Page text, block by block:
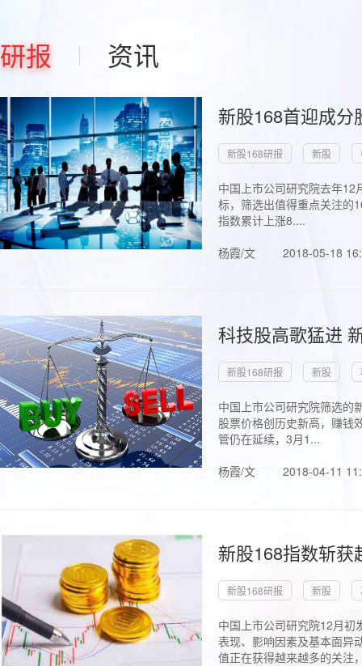
研报 资讯
新股168首迎成
新股168研报 新股
中国上市公司研究院去年
标，筛选出值得重点关注的
指数累计上涨8....
杨霞/文
2018-05-18
科技股高歌猛进
新股168研报 新股
中国上市公司研究院筛选的
股票价格创历史新高，赚钱
管仍在延续，3月1...
杨霞/文
2018-04-11
新股168指数斩
新股168研报 新股
中国上市公司研究院12月初
表现、影响因素及基本面异
值正在获得越来越多的关注